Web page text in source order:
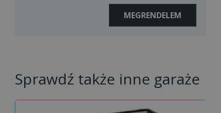
Sprawdź także inne garaże